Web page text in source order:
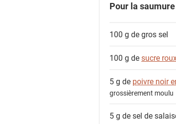
Pour la
100 g degros sel
100 g desucre
5 g de poivre noir
grossièrement moulu
5 g desel de